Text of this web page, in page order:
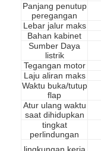
Panjang penutup
peregangan
Lebar jalur maks
Bahan kabinet
Sumber Daya
listrik
Tegangan motor
Laju aliran maks
Waktu buka/tutup
flap
Atur ulang waktu
saat dihidupkan
tingkat
perlindungan